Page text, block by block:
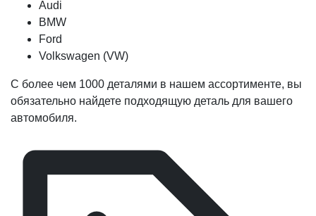
Audi
BMW
Ford
Volkswagen (VW)
С более чем 1000 деталями в нашем ассортименте, вы
обязательно найдете подходящую деталь для вашего
автомобиля.